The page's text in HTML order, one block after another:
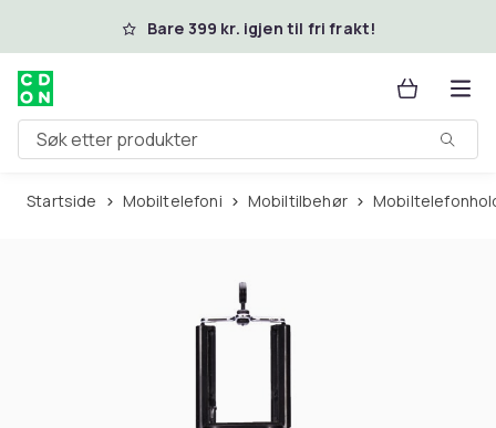
Hopp til hovedinnholdBare 399 kr. igjen til fri frakt!
Søk etter produkter
Startside Mobiltelefoni Mobiltilbehør